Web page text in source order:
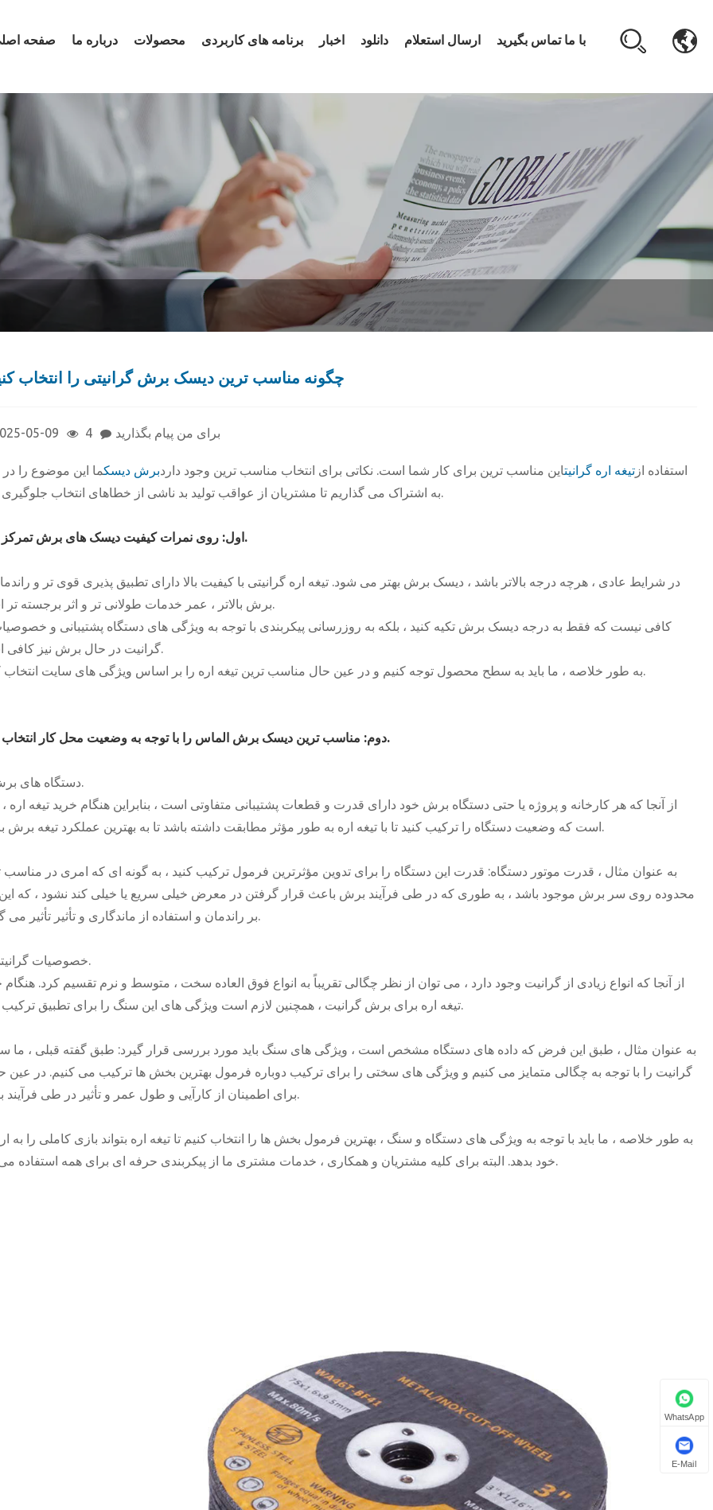
صفحه درباره ما محصولات برنامه های کاربردی اخبار دانلود ارسال استعلام با ما تماس بگیرید
چگونه مناسب ترین دیسک برش گرانیتی را انتخاب
05-09 4 برای من پیام بگذارید
استفاده از تیغه اره گرانیتاین مناسب ترین برای کار شما است. نکاتی برای انتخاب مناسب ترین وجود داردبرش دیسکما این موضوع را در
اول: روی نمرات کیفیت دیسک های برش تمرکز کنید.
دوم: مناسب ترین دیسک برش الماس را با توجه به وضعیت محل کار انتخاب کنید.
از آنجا که هر کارخانه و پروژه یا حتی دستگاه برش خود دارای قدرت و قطعات پشتیبانی متفاوتی است ، بنابراین هنگام خرید تیغه اره ،
به عنوان مثال ، قدرت موتور دستگاه: قدرت این دستگاه را برای تدوین مؤثرترین فرمول ترکیب کنید ، به گونه ای که امری در مناسب
محدوده روی سر برش موجود باشد ، به طوری که در طی فرآیند برش باعث قرار گرفتن در معرض خیلی سریع یا خیلی کند نشود ، که
از آنجا که انواع زیادی از گرانیت وجود دارد ، می توان از نظر چگالی تقریباً به انواع فوق العاده سخت ، متوسط ​​و نرم تقسیم کرد. هنگام
به عنوان مثال ، طبق این فرض که داده های دستگاه مشخص است ، ویژگی های سنگ باید مورد بررسی قرار گیرد: طبق گفته قبلی ، ما
گرانیت را با توجه به چگالی متمایز می کنیم و ویژگی های سختی را برای ترکیب دوباره فرمول بهترین بخش ها ترکیب می کنیم. در عین
به طور خلاصه ، ما باید با توجه به ویژگی های دستگاه و سنگ ، بهترین فرمول بخش ها را انتخاب کنیم تا تیغه اره بتواند بازی کاملی را به
WhatsApp
E-Mail